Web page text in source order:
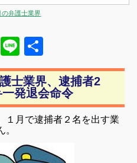
の弁護士業界
Hatena
Line
有
士業界、逮捕者2
発退会命令
１月で逮捕者２名を出す業